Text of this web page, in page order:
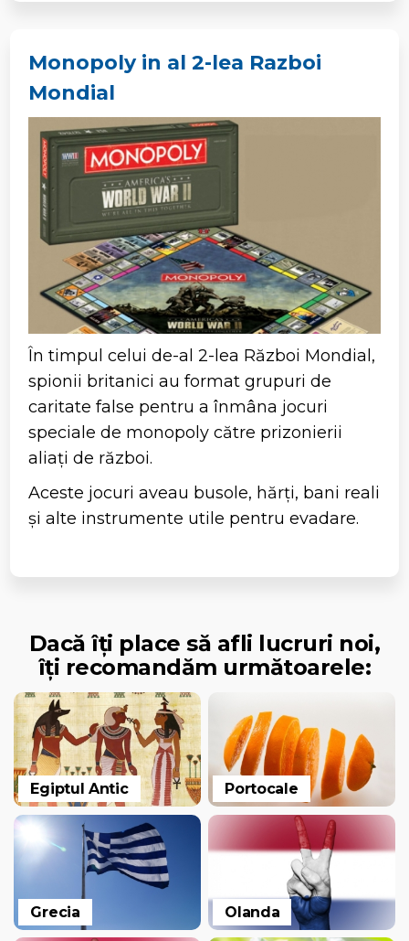
Monopoly in al 2-lea Razboi
Mondial
În timpul celui de-al 2-lea Război Mondial,
spionii britanici au format grupuri de
caritate false pentru a înmâna jocuri
speciale de monopoly către prizonierii
aliați de război.
Aceste jocuri aveau busole, hărți, bani reali
și alte instrumente utile pentru evadare.
Dacă îți place să afli lucruri noi,
îți recomandăm următoarele:
Egiptul Antic Portocale
Grecia Olanda